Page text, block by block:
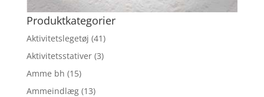
Produktkategorier
Aktivitetslegetøj (41)
Aktivitetsstativer (3)
Amme bh (15)
Ammeindlæg (13)